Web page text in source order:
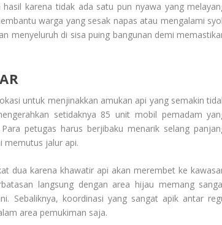
karena tidak ada satu pun nyawa yang
warga yang sesak napas atau mengalami
menyeluruh di sisa puing bangunan demi
untuk menjinakkan amukan api yang semakin
setidaknya 85 unit mobil pemadam
petugas harus berjibaku menarik selang
memutus jalur api.
dua karena khawatir api akan merembet ke
langsung dengan area hijau memang
Sebaliknya, koordinasi yang sangat apik antar
area pemukiman saja.